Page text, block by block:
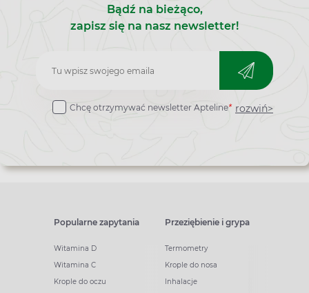
Bądź na bieżąco,
zapisz się na nasz newsletter!
Zapisz
do
Chcę otrzymywać newsletter Apteline* rozwiń>
Popularne zapytania
Witamina D
Witamina C
Krople do oczu
Przeziębienie i grypa
Termometry
Krople do nosa
Inhalacje